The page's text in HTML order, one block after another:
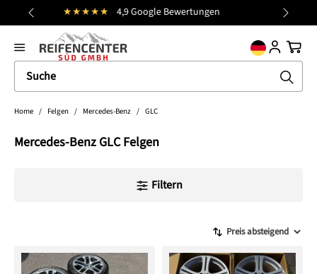
springen Kostenloser Versand (DE)
general.prev
Home / Felgen / Mercedes-Benz / GLC
Mercedes-Benz GLC Felgen
Filtern